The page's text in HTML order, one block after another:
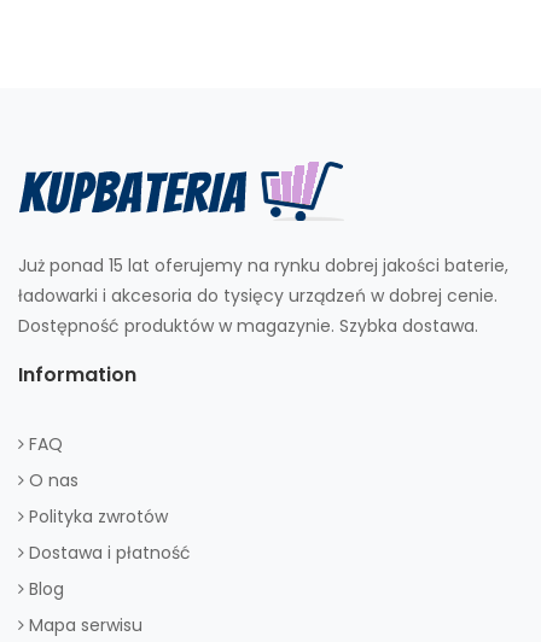
Już ponad 15 lat oferujemy na rynku dobrej jakości baterie,
ładowarki i akcesoria do tysięcy urządzeń w dobrej cenie.
Dostępność produktów w magazynie. Szybka dostawa.
Information
FAQ
O nas
Polityka zwrotów
Dostawa i płatność
Blog
Mapa serwisu